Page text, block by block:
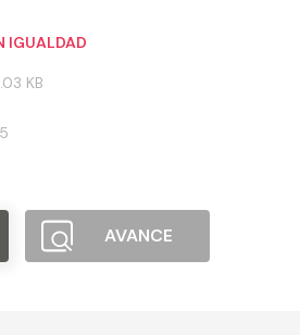
IGUALDAD
KB
AVANCE